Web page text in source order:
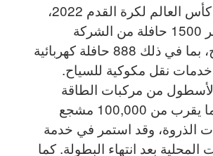
وخلال بطولة كأس العالم لكرة القدم 2022،
استوردت قطر 1500 حافلة من الشركة
الصينية يوتونج، بما في ذلك 888 حافلة كهربائية
خدمات نقل مكوكية للسياح.
من مركبات الطاقة
الجديدة نقل ما يقرب من 100,000 مشجع
الذروة، وقد استمر في خدمة
المحلية بعد انتهاء البطولة. كما